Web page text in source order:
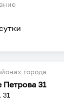
города
Петрова 31
31